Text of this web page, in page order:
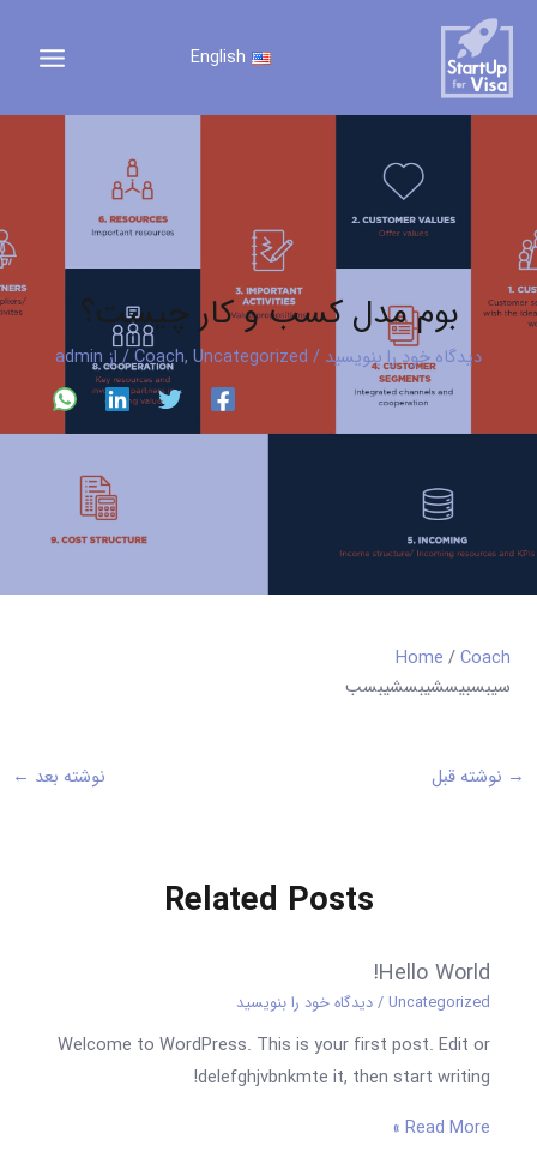
محتوا
English
بوم مدل کسب و کار چیست؟
دیدگاه‌ خود را بنویسید /
Coach, Uncategorized / از admin
Home /Coach
سیبسبیسشیبسشیبسب
→ نوشته قبل نوشته بعد ←
Related Posts
Hello World!
Uncategorized
/دیدگاه‌ خود را بنویسید
Welcome to WordPress. This is your first post. Edit or
delefghjvbnkmte it, then start writing!
Read More »